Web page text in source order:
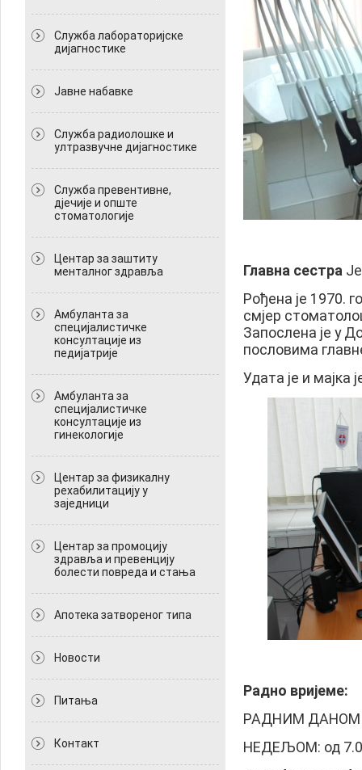
Служба лабораторијске
дијагностике
Јавне набавке
Служба радиолошке и
ултразвучне дијагностике
Служба превентивне,
дјечије и опште
стоматологије
Центар за заштиту
менталног здравља
Амбуланта за
специјалистичке
консултације из
педијатрије
Амбуланта за
специјалистичке
консултације из
гинекологије
Центар за физикалну
рехабилитацију у
заједници
Центар за промоцију
здравља и превенцију
болести повреда и стања
Апотека затвореног типа
Новости
Питања
Контакт
Главна сестра
Рођена је 1970.
смјер
Запослена је у
пословима
Удата је и мајка
Радно вријеме:
РАДНИМ ДАНОМ
НЕДЕЉОМ: од